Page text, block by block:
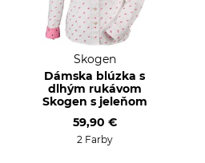
Skogen
Dámska blúzka s
dlhým rukávom
Skogen s jeleňom
59,90 €
2 Farby